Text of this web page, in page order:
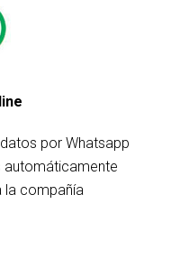
por Whatsapp
automáticamente
la compañía